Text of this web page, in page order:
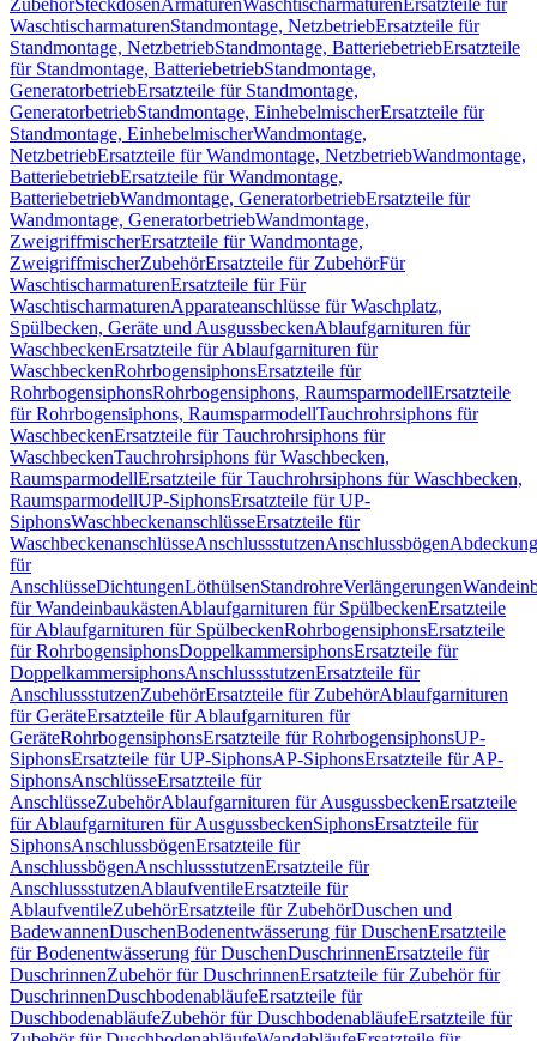
ZubehörSteckdosenArmaturenWaschtischarmaturen Ersatzteile für
WaschtischarmaturenStandmontage, NetzbetriebErsatzteile für
Standmontage, NetzbetriebStandmontage, BatteriebetriebErsatzteile
für Standmontage, BatteriebetriebStandmontage,
GeneratorbetriebErsatzteile für Standmontage,
GeneratorbetriebStandmontage, EinhebelmischerErsatzteile für
Standmontage, EinhebelmischerWandmontage,
NetzbetriebErsatzteile für Wandmontage, NetzbetriebWandmontage,
BatteriebetriebErsatzteile für Wandmontage,
BatteriebetriebWandmontage, GeneratorbetriebErsatzteile für
Wandmontage, GeneratorbetriebWandmontage,
ZweigriffmischerErsatzteile für Wandmontage,
ZweigriffmischerZubehörErsatzteile für ZubehörFür
WaschtischarmaturenErsatzteile für Für
WaschtischarmaturenApparateanschlüsse für Waschplatz,
Spülbecken, Geräte und AusgussbeckenAblaufgarnituren für
WaschbeckenErsatzteile für Ablaufgarnituren für
WaschbeckenRohrbogensiphonsErsatzteile für
RohrbogensiphonsRohrbogensiphons, RaumsparmodellErsatzteile
für Rohrbogensiphons, RaumsparmodellTauchrohrsiphons für
WaschbeckenErsatzteile für Tauchrohrsiphons für
WaschbeckenTauchrohrsiphons für Waschbecken,
RaumsparmodellErsatzteile für Tauchrohrsiphons für Waschbecken,
RaumsparmodellUP-SiphonsErsatzteile für UP-
SiphonsWaschbeckenanschlüsseErsatzteile für
WaschbeckenanschlüsseAnschlussstutzenAnschlussbögen
für
AnschlüsseDichtungenLöthülsenStandrohreVerlängerungen
für WandeinbaukästenAblaufgarnituren für SpülbeckenErsatzteile
für Ablaufgarnituren für SpülbeckenRohrbogensiphonsErsatzteile
für RohrbogensiphonsDoppelkammersiphonsErsatzteile für
DoppelkammersiphonsAnschlussstutzenErsatzteile für
AnschlussstutzenZubehörErsatzteile für ZubehörAblaufgarnituren
für GeräteErsatzteile für Ablaufgarnituren für
GeräteRohrbogensiphonsErsatzteile für RohrbogensiphonsUP-
SiphonsErsatzteile für UP-SiphonsAP-SiphonsErsatzteile für AP-
SiphonsAnschlüsseErsatzteile für
AnschlüsseZubehörAblaufgarnituren für AusgussbeckenErsatzteile
für Ablaufgarnituren für AusgussbeckenSiphonsErsatzteile für
SiphonsAnschlussbögenErsatzteile für
AnschlussbögenAnschlussstutzenErsatzteile für
AnschlussstutzenAblaufventileErsatzteile für
AblaufventileZubehörErsatzteile für ZubehörDuschen und
BadewannenDuschenBodenentwässerung für DuschenErsatzteile
für Bodenentwässerung für DuschenDuschrinnenErsatzteile für
DuschrinnenZubehör für DuschrinnenErsatzteile für Zubehör für
DuschrinnenDuschbodenabläufeErsatzteile für
DuschbodenabläufeZubehör für DuschbodenabläufeErsatzteile für